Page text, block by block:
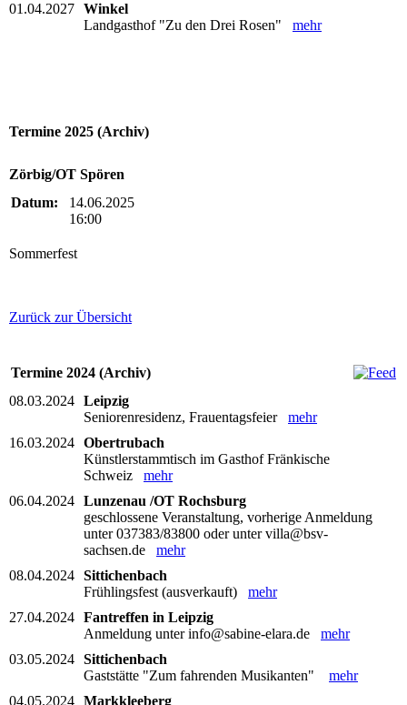
01.04.2027 Winkel
Landgasthof "Zu den Drei Rosen" mehr
Termine 2025 (Archiv)
Zörbig/OT Spören
Datum:
14.06.2025
16:00
Sommerfest
Zurück zur Übersicht
Termine 2024 (Archiv)
08.03.2024 Leipzig
Seniorenresidenz, Frauentagsfeier mehr
16.03.2024 Obertrubach
Künstlerstammtisch im Gasthof Fränkische
Schweiz mehr
06.04.2024 Lunzenau /OT Rochsburg
geschlossene Veranstaltung, vorherige Anmeldung
unter 037383/83800 oder unter villa@bsv-
sachsen.de mehr
08.04.2024 Sittichenbach
Frühlingsfest (ausverkauft) mehr
27.04.2024 Fantreffen in Leipzig
Anmeldung unter info@sabine-elara.de mehr
03.05.2024 Sittichenbach
Gaststätte "Zum fahrenden Musikanten" mehr
04.05.2024 Markkleeberg